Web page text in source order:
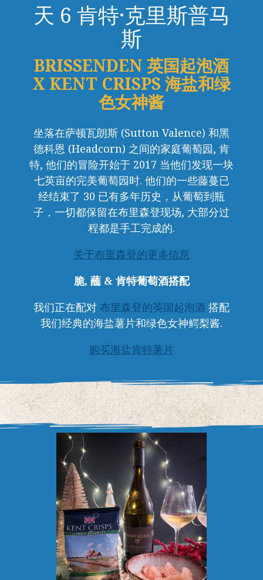
天 6 肯特·克里斯普马
斯
BRISSENDEN 英国起泡酒
X KENT CRISPS 海盐和绿
色女神酱
坐落在萨顿瓦朗斯 (Sutton Valence) 和黑
德科恩 (Headcorn) 之间的家庭葡萄园, 肯
特, 他们的冒险开始于 2017 当他们发现一块
七英亩的完美葡萄园时. 他们的一些藤蔓已
经结束了 30 已有多年历史，从葡萄到瓶
子，一切都保留在布里森登现场, 大部分过
程都是手工完成的.
关于布里森登的更多信息
脆, 蘸 & 肯特葡萄酒搭配
我们正在配对 布里森登的英国起泡酒 搭配
我们经典的海盐薯片和绿色女神鳄梨酱.
购买海盐肯特薯片